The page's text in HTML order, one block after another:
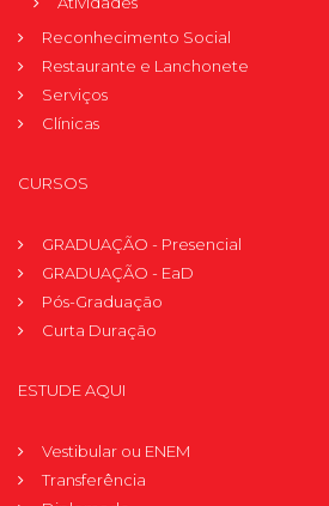
Reconhecimento Social
Restaurante e Lanchonete
Serviços
Clínicas
CURSOS
GRADUAÇÃO - Presencial
GRADUAÇÃO - EaD
Pós-Graduação
Curta Duração
ESTUDE AQUI
Vestibular ou ENEM
Transferência